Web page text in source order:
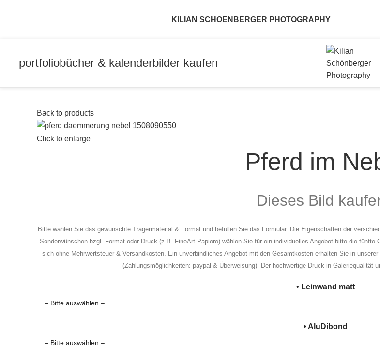
KILIAN SCHOENBERGER PHOTOGRAPHY
portfoliobücher & kalenderbilder kaufen
Back to products
Click to enlarge
Pferd im
Dieses Bild
Bitte wählen Sie das gewünschte Trägermaterial & Format und befüllen Sie das Formular. Die Eigenschaften der
Sonderwünschen bzgl. Format oder Druck (z.B. FineArt Papiere) wählen Sie für ein individuelles Angebot bitte die
sich ohne Mehrwertsteuer & Versandkosten. Ein unverbindliches Angebot mit den Gesamtkosten erhalten Sie in
(Zahlungsmöglichkeiten: paypal & Überweisung). Der hochwertige Druck in Galeriequalität
• Leinwand matt
• AluDibond